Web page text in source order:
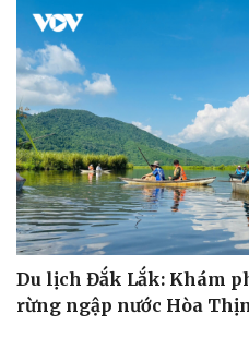
hóa vùng cao Lai Châu
Trung Quốc bùng nổ dòng
đến giải nhiệt mùa hè
Xúc tiến du lịch Sri Lanka
- TP.HCM
Nâng cấp sản phẩm du
CHECK-IN